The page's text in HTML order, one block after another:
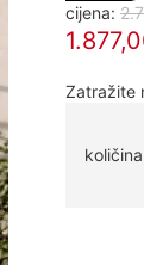
cijena:
Zatražite